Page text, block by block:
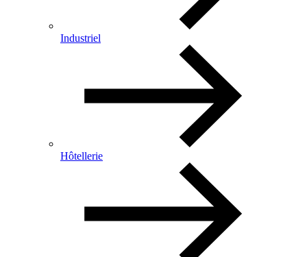
Industriel
Hôtellerie